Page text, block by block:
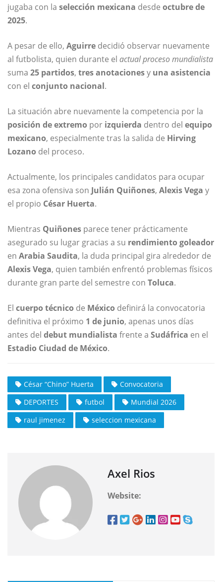
jugaba con la selección mexicana desde octubre de
2025.
A pesar de ello, Aguirre decidió observar nuevamente
al futbolista, quien durante el actual proceso mundialista
suma 25 partidos, tres anotacionesy una asistencia
con el conjunto nacional.
La situación abre nuevamente la competencia por la
posición de extremo por izquierda dentro del equipo
mexicano, especialmente tras la salida de Hirving
Lozano del proceso.
Actualmente, los principales candidatos para ocupar
esa zona ofensiva son Julián Quiñones, Alexis Vega y
el propio César Huerta.
Mientras Quiñones parece tener prácticamente
asegurado su lugar gracias a su rendimiento goleador
en Arabia Saudita, la duda principal gira alrededor de
Alexis Vega, quien también enfrentó problemas físicos
durante gran parte del semestre con Toluca.
El cuerpo técnico de México definirá la convocatoria
definitiva el próximo 1 de junio, apenas unos días
antes del debut mundialista frente a Sudáfrica en el
Estadio Ciudad de México.
César “Chino” Huerta
Convocatoria
DEPORTES
futbol
Mundial 2026
raul jimenez
seleccion mexicana
Axel Rios
Website: